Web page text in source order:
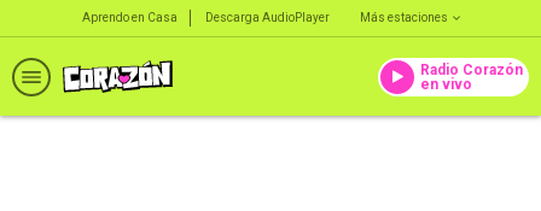
Aprendo en Casa Descarga AudioPlayer Más estaciones
Radio Corazón
en vivo